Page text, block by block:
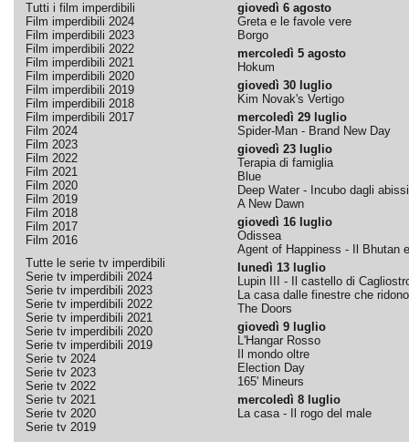
Tutti i film imperdibili
Film imperdibili 2024
Film imperdibili 2023
Film imperdibili 2022
Film imperdibili 2021
Film imperdibili 2020
Film imperdibili 2019
Film imperdibili 2018
Film imperdibili 2017
Film 2024
Film 2023
Film 2022
Film 2021
Film 2020
Film 2019
Film 2018
Film 2017
Film 2016
Tutte le serie tv imperdibili
Serie tv imperdibili 2024
Serie tv imperdibili 2023
Serie tv imperdibili 2022
Serie tv imperdibili 2021
Serie tv imperdibili 2020
Serie tv imperdibili 2019
Serie tv 2024
Serie tv 2023
Serie tv 2022
Serie tv 2021
Serie tv 2020
Serie tv 2019
giovedì 6 agosto
Greta e le favole vere
Borgo
mercoledì 5 agosto
Hokum
giovedì 30 luglio
Kim Novak's Vertigo
mercoledì 29 luglio
Spider-Man - Brand New Day
giovedì 23 luglio
Terapia di famiglia
Blue
Deep Water - Incubo dagli abissi
A New Dawn
giovedì 16 luglio
Odissea
Agent of Happiness - Il Bhutan
lunedì 13 luglio
Lupin III - Il castello di
La casa dalle finestre che ridono
The Doors
giovedì 9 luglio
L'Hangar Rosso
Il mondo oltre
Election Day
165' Mineurs
mercoledì 8 luglio
La casa - Il rogo del male